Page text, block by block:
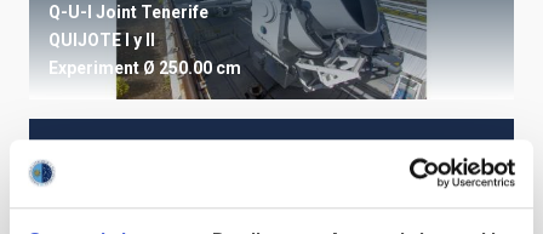
Q-U-I Joint Tenerife
QUIJOTE I y II
ExperimentØ 250.00 cm
LEVEL